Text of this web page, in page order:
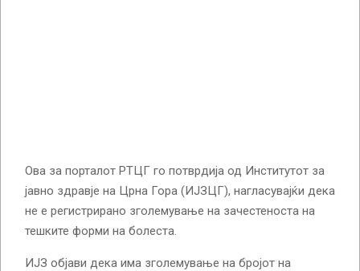
Ова за порталот РТЦГ го потврдија од Институтот за
јавно здравје на Црна Гора (ИЈЗЦГ), нагласувајќи дека
не е регистрирано зголемување на зачестеноста на
тешките форми на болеста.
ИЈЗ објави дека има зголемување на бројот на